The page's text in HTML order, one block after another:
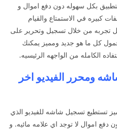
بكل سهوله دون دفع اموال و
كبيره في الاستمتاع والقيام
تجربه من خلال تسجيل وتحرير على
كل ما هو جديد ومميز يمكنك
الكامله من الواجهه الرئيسيه.
ومحرر الفيديو اخر
تستطيع تسجيل شاشه للفيديو الذي
دفع اموال لا توجد اي علامه مائيه. و